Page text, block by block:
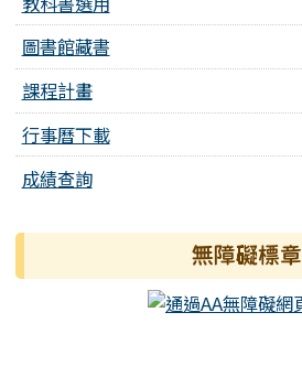
圖書館藏書
課程計畫
行事曆下載
成績查詢
無障礙標章